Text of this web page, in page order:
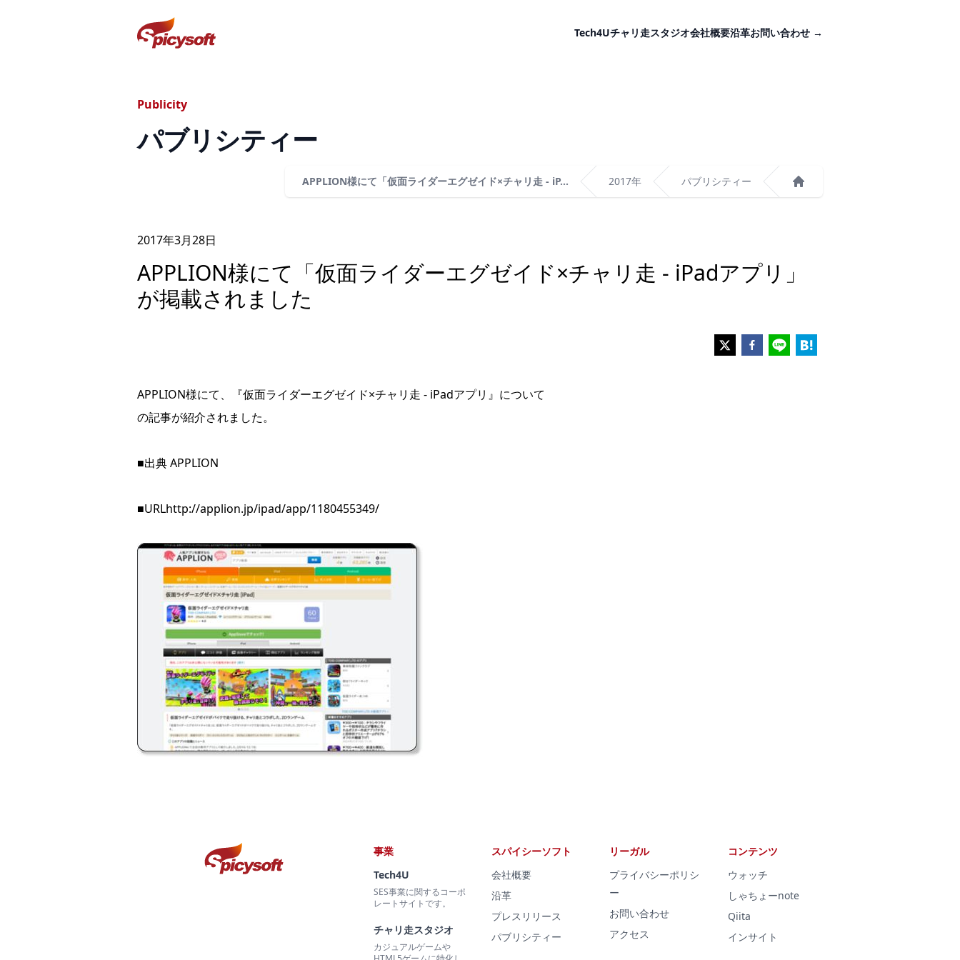
スパイシーソフト株式会社 Tech4Uチャリ走スタジオ会社概要沿革お問い合わせ →
Publicity
パブリシティー
APPLION様にて「仮面ライダーエグゼイド×チャリ走 - iP... 2017年 パブリシティー
2017年3月28日
APPLION様にて「仮面ライダーエグゼイド×チャリ走 - iPadアプリ」
が掲載されました
APPLION様にて、『仮面ライダーエグゼイド×チャリ走 - iPadアプリ』について
の記事が紹介されました。
■出典 APPLION
■URLhttp://applion.jp/ipad/app/1180455349/
事業
Tech4U
SES事業に関するコーポ
レートサイトです。
チャリ走スタジオ
カジュアルゲームや
スパイシーソフト
会社概要
沿革
プレスリリース
パブリシティー
リーガル
プライバシーポリシ
ー
お問い合わせ
アクセス
コンテンツ
ウォッチ
しゃちょーnote
Qiita
インサイト